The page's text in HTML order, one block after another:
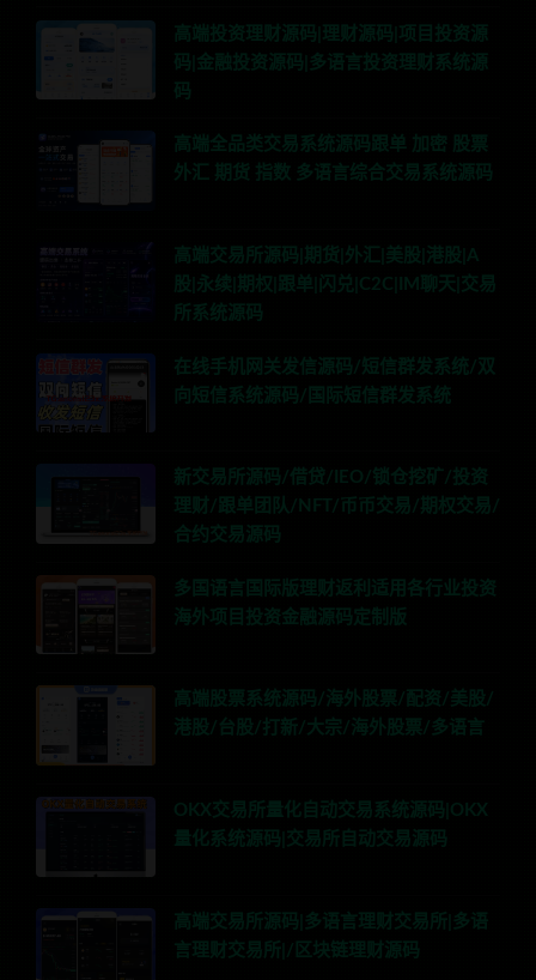
高端投资理财源码|理财源码|项目投资源
码|金融投资源码|多语言投资理财系统源
码
高端全品类交易系统源码跟单 加密 股票
外汇 期货 指数 多语言综合交易系统源码
高端交易所源码|期货|外汇|美股|港股|A
股|永续|期权|跟单|闪兑|C2C|IM聊天|交易
所系统源码
在线手机网关发信源码/短信群发系统/双
向短信系统源码/国际短信群发系统
新交易所源码/借贷/IEO/锁仓挖矿/投资
理财/跟单团队/NFT/币币交易/期权交易/
合约交易源码
多国语言国际版理财返利适用各行业投资
海外项目投资金融源码定制版
高端股票系统源码/海外股票/配资/美股/
港股/台股/打新/大宗/海外股票/多语言
OKX交易所量化自动交易系统源码|OKX
量化系统源码|交易所自动交易源码
高端交易所源码|多语言理财交易所|多语
言理财交易所|/区块链理财源码